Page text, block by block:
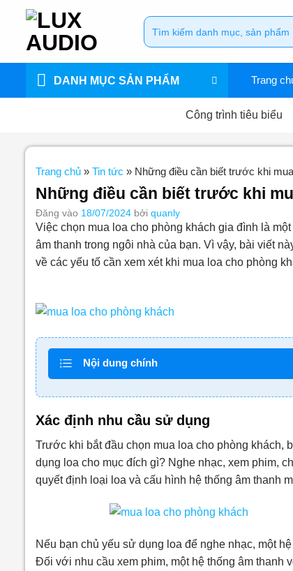
dung
Tìm
kiếm:
DANH MỤC SẢN PHẨM Trang
Công trình tiêu biểu
Trang chủ» Tin tức » Những điều cần biết trước khi
Những điều cần biết trước khi
Đăng vào 18/07/2024 bởi quanly
Việc chọn mua loa cho phòng khách gia đình là
âm thanh trong ngôi nhà của bạn. Vì vậy, bài viết
về các yếu tố cần xem xét khi mua loa cho phòng
Nội dung chính
Xác định nhu cầu sử dụng
Trước khi bắt đầu chọn mua loa cho phòng khách,
dụng loa cho mục đích gì? Nghe nhạc, xem phim,
quyết định loại loa và cấu hình hệ thống âm thanh
Nếu bạn chủ yếu sử dụng loa để nghe nhạc, một
Đối với nhu cầu xem phim, một hệ thống âm thanh